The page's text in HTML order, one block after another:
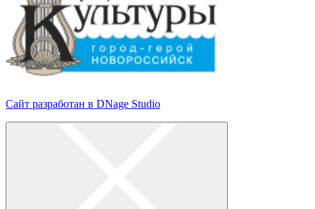
Сайт разработан в DNage Studio